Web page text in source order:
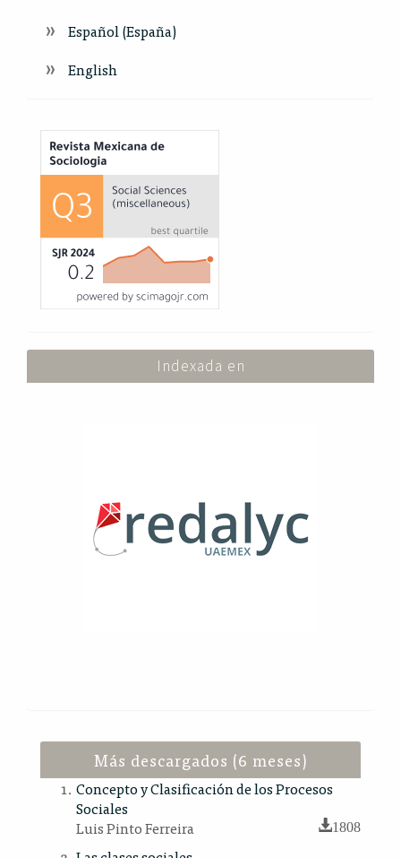
Español (España)
English
Index
Indexada en
Más descargados (6 meses)
Concepto y Clasificación de los Procesos
Sociales
Luis Pinto Ferreira
1808